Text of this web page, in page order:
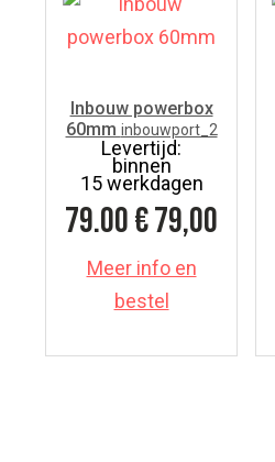
Inbouw powerbox
60mm inbouwport_2
Levertijd:
binnen
15 werkdagen
79.00€ 79,00
Meer info en
bestel